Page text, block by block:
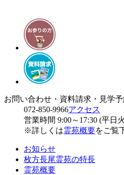
お問い合わせ・資料請求・見学
072-850-9966アクセス
営業時間 9:00～17:30 (平日
※詳しくは霊苑概要をご覧
お知らせ
枚方長尾霊苑の特長
霊苑概要